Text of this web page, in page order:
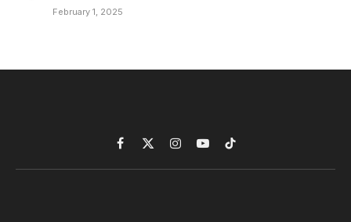
February 1, 2025
Facebook
X
(Twitter)
InstagramYouTubeTikTok